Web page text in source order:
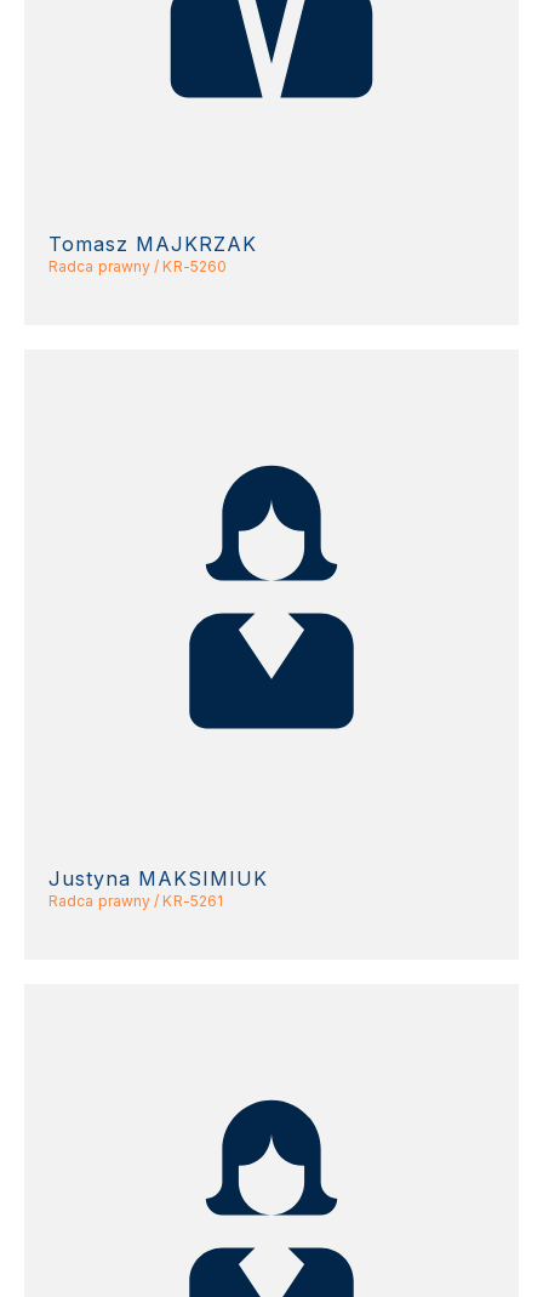
Tomasz MAJKRZAK
Radca prawny / KR-5260
Justyna MAKSIMIUK
Radca prawny / KR-5261